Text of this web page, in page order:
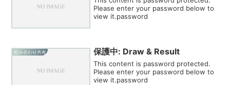
Please enter your password below to
view it.password
組み合わせ共有 保護中: Draw & Result
This content is password protected.
Please enter your password below to
view it.password